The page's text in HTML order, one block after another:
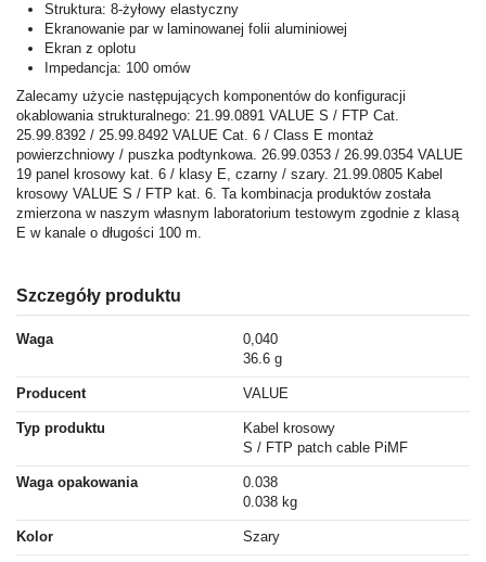
Struktura: 8-żyłowy elastyczny
Ekranowanie par w laminowanej folii aluminiowej
Ekran z oplotu
Impedancja: 100 omów
Zalecamy użycie następujących komponentów do konfiguracji
okablowania strukturalnego: 21.99.0891 VALUE S / FTP Cat.
25.99.8392 / 25.99.8492 VALUE Cat. 6 / Class E montaż
powierzchniowy / puszka podtynkowa. 26.99.0353 / 26.99.0354 VALUE
19 panel krosowy kat. 6 / klasy E, czarny / szary. 21.99.0805 Kabel
krosowy VALUE S / FTP kat. 6. Ta kombinacja produktów została
zmierzona w naszym własnym laboratorium testowym zgodnie z klasą
E w kanale o długości 100 m.
Szczegóły produktu
Waga
0,040
36.6 g
Producent VALUE
Typ produktu
Kabel krosowy
S / FTP patch cable PiMF
Waga opakowania
0.038
0.038 kg
Kolor Szary